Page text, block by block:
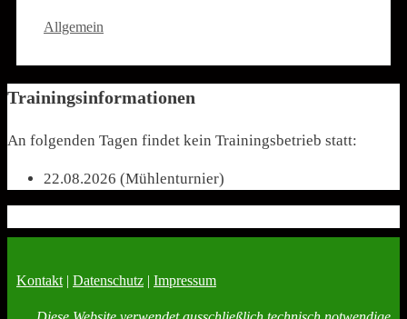
Kategorien
Allgemein
Trainingsinformationen
An folgenden Tagen findet kein Trainingsbetrieb statt:
22.08.2026 (Mühlenturnier)
Kontakt | Datenschutz | Impressum